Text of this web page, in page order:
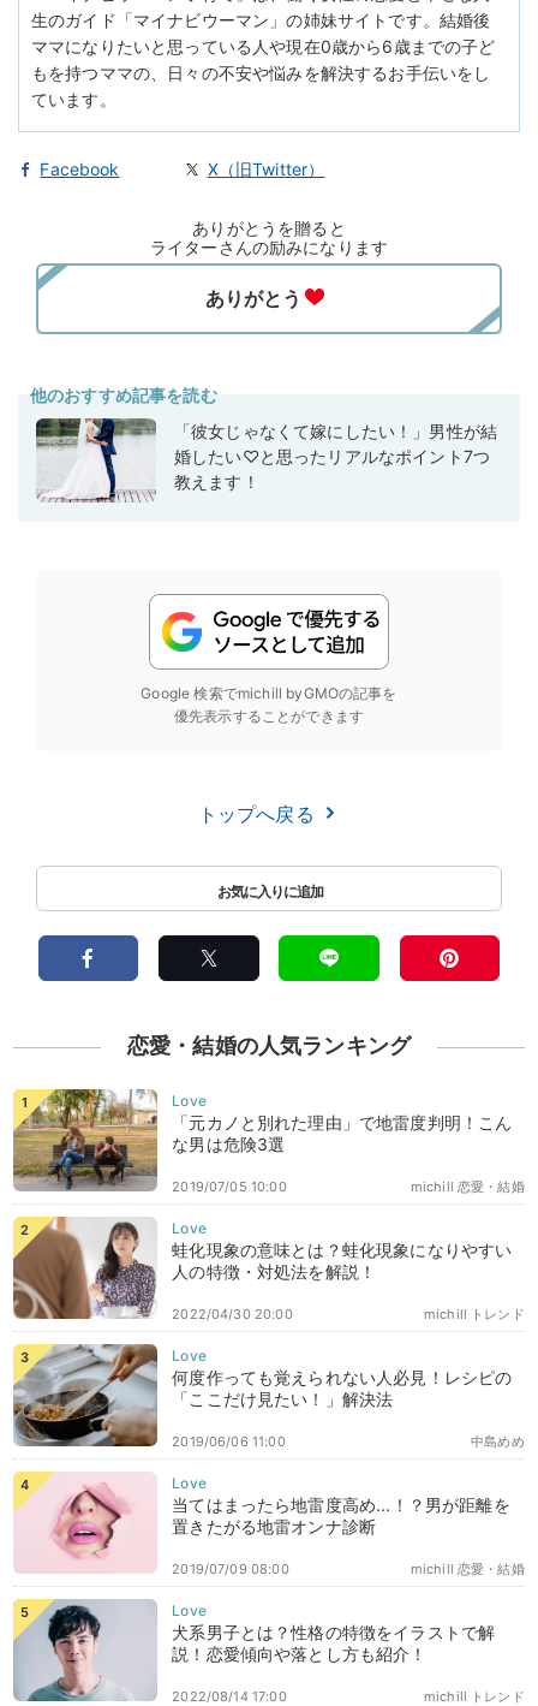
生のガイド「マイナビウーマン」の姉妹サイトです。結婚後
ママになりたいと思っている人や現在0歳から6歳までの子ど
もを持つママの、日々の不安や悩みを解決するお手伝いをし
ています。
Facebook X（旧Twitter）
ありがとうを贈ると
ライターさんの励みになります
他のおすすめ記事を読む
「彼女じゃなくて嫁にしたい！」男性が結
婚したい♡と思ったリアルなポイント7つ
教えます！
Google 検索でmichill byGMOの記事を
優先表示することができます
トップへ戻る
恋愛・結婚の人気ランキング
「元カノと別れた理由」で地雷度判明！こん
な男は危険3選
michill 恋愛・結婚
2019/07/05 10:00
蛙化現象の意味とは？蛙化現象になりやすい
人の特徴・対処法を解説！
michill トレンド
2022/04/30 20:00
何度作っても覚えられない人必見！レシピの
「ここだけ見たい！」解決法
中島めめ
2019/06/06 11:00
当てはまったら地雷度高め...！？男が距離を
置きたがる地雷オンナ診断
michill 恋愛・結婚
2019/07/09 08:00
犬系男子とは？性格の特徴をイラストで解
説！恋愛傾向や落とし方も紹介！
michill トレンド
2022/08/14 17:00